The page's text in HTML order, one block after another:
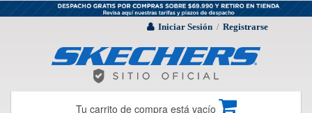
Iniciar Sesión / Registrarse
Tu carrito de compra está vacío